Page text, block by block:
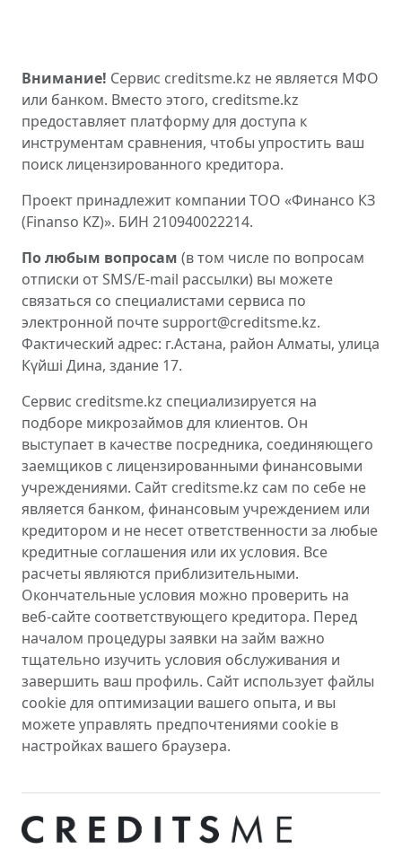
Внимание! Сервис creditsme.kz не является МФО
или банком. Вместо этого, creditsme.kz
предоставляет платформу для доступа к
инструментам сравнения, чтобы упростить ваш
поиск лицензированного кредитора.
Проект принадлежит компании ТОО «Финансо КЗ
(Finanso KZ)». БИН 210940022214.
По любым вопросам (в том числе по вопросам
отписки от SMS/E-mail рассылки) вы можете
связаться со специалистами сервиса по
электронной почте support@creditsme.kz.
Фактический адрес: г.Астана, район Алматы, улица
Күйші Дина, здание 17.
Сервис creditsme.kz специализируется на
подборе микрозаймов для клиентов. Он
выступает в качестве посредника, соединяющего
заемщиков с лицензированными финансовыми
учреждениями. Сайт creditsme.kz сам по себе не
является банком, финансовым учреждением или
кредитором и не несет ответственности за любые
кредитные соглашения или их условия. Все
расчеты являются приблизительными.
Окончательные условия можно проверить на
веб-сайте соответствующего кредитора. Перед
началом процедуры заявки на займ важно
тщательно изучить условия обслуживания и
завершить ваш профиль. Сайт использует файлы
cookie для оптимизации вашего опыта, и вы
можете управлять предпочтениями cookie в
настройках вашего браузера.